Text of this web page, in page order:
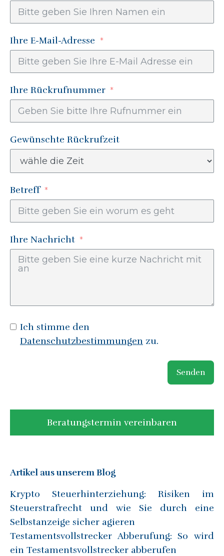
Ihre E-Mail-Adresse
Ihre Rückrufnummer
Gewünschte Rückrufzeit
Betreff
Ihre Nachricht
Ich stimme den
Datenschutzbestimmungen zu.
Senden
Beratungstermin vereinbaren
Artikel aus unserem Blog
Krypto Steuerhinterziehung: Risiken im
Steuerstrafrecht und wie Sie durch eine
Selbstanzeige sicher agieren
Testamentsvollstrecker Abberufung: So wird
ein Testamentsvollstrecker abberufen